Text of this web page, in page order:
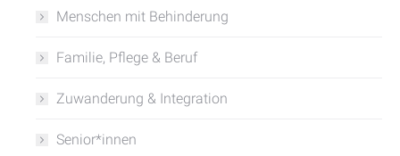
Menschen mit Behinderung
Familie, Pflege & Beruf
Zuwanderung & Integration
Senior*innen